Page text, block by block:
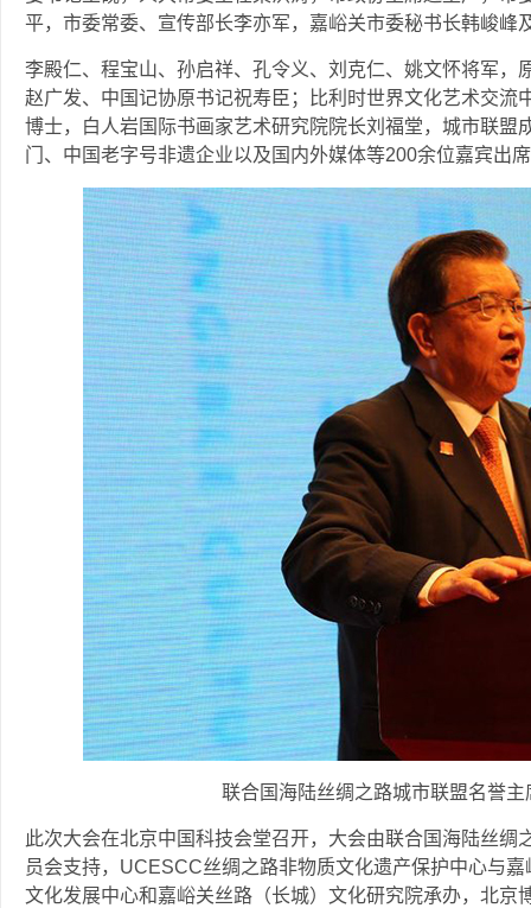
平，市委常委、宣传部长李亦军，嘉峪关市委秘书长韩峻峰
李殿仁、程宝山、孙启祥、孔令义、刘克仁、姚文怀将军，
赵广发、中国记协原书记祝寿臣；比利时世界文化艺术交流
博士，白人岩国际书画家艺术研究院院长刘福堂，城市联盟
门、中国老字号非遗企业以及国内外媒体等200余位嘉宾出
联合国海陆丝绸之路城市联盟名誉
此次大会在北京中国科技会堂召开，大会由联合国海陆丝
员会支持，UCESCC丝绸之路非物质文化遗产保护中心与
文化发展中心和嘉峪关丝路（长城）文化研究院承办，北京